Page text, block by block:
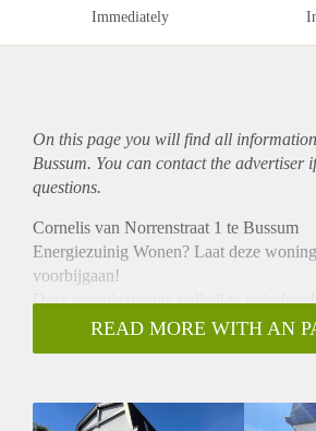
Immediately
On this page you will find all
Bussum. You can contact the advertiser
questions.
Cornelis van Norrenstraat 1 te Bussum
Energiezuinig Wonen? Laat deze
voorbijgaan!
Deze energiezuinige volledige
kap nieuwbouwwoning (bouwjaar 2021)
bijzonder mooie plek in het centrum van
Het dorpshart van Bussum is veelzijdig
READ MORE WITH AN